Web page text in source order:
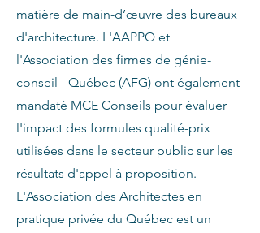
matière de main-d’œuvre des bureaux
d'architecture. L'AAPPQ et
l'Association des firmes de génie-
conseil - Québec (AFG) ont également
mandaté MCE Conseils pour évaluer
l'impact des formules qualité-prix
utilisées dans le secteur public sur les
résultats d'appel à proposition.
L'Association des Architectes en
pratique privée du Québec est un